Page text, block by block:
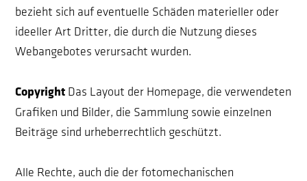
bezieht sich auf eventuelle Schäden materieller oder
ideeller Art Dritter, die durch die Nutzung dieses
Webangebotes verursacht wurden.
Copyright Das Layout der Homepage, die verwendeten
Grafiken und Bilder, die Sammlung sowie einzelnen
Beiträge sind urheberrechtlich geschützt.
Alle Rechte, auch die der fotomechanischen